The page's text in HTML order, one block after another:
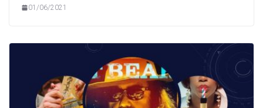
01/06/2021